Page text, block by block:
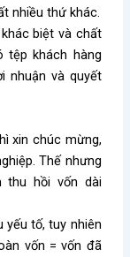
nhiều thứ khác.
biệt và chất
tệp khách hàng
nhuận và quyết
xin chúc mừng,
Thế nhưng
thu hồi vốn dài
yếu tố, tuy nhiên
vốn = vốn đã